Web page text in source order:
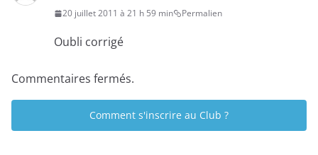
20 juillet 2011 à 21 h 59 min Permalien
Oubli corrigé
Commentaires fermés.
Comment s'inscrire au Club ?